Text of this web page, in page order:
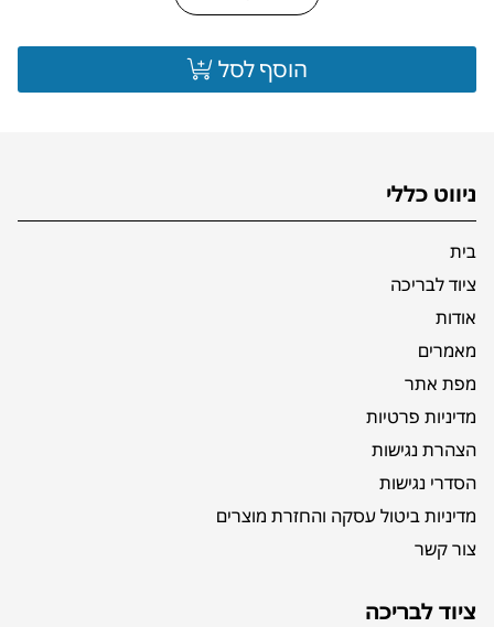
הוסף לסל
ניווט כללי
בית
ציוד לבריכה
אודות
מאמרים
מפת אתר
מדיניות פרטיות
הצהרת נגישות
הסדרי נגישות
מדיניות ביטול עסקה והחזרת מוצרים
צור קשר
ציוד לבריכה